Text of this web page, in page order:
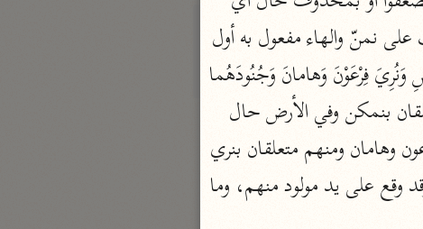
تفسير مقاتل بن سليمان
مقاتل بن سليمان (١٥٠ هـ)
نحو ٥ مجلدات
تفسير قتادة
قتادة بن دعامة السّدوسيّ (١١٧ هـ)